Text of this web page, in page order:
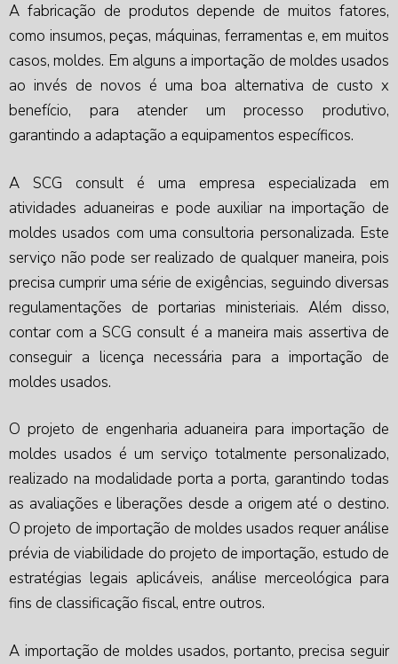
A fabricação de produtos depende de muitos fatores,
como insumos, peças, máquinas, ferramentas e, em muitos
casos, moldes. Em alguns aimportação de moldes usados
ao invés de novos é uma boa alternativa de custo x
benefício, para atender um processo produtivo,
garantindo a adaptação a equipamentos específicos.
A SCG consult é uma empresa especializada em
atividades aduaneiras e pode auxiliar naimportação de
moldes usados com uma consultoria personalizada. Este
serviço não pode ser realizado de qualquer maneira, pois
precisa cumprir uma série de exigências, seguindo diversas
regulamentações de portarias ministeriais. Além disso,
contar com a SCG consult é a maneira mais assertiva de
conseguir a licença necessária para a importação de
moldes usados.
O projeto de engenharia aduaneira paraimportação de
moldes usados é um serviço totalmente personalizado,
realizado na modalidade porta a porta, garantindo todas
as avaliações e liberações desde a origem até o destino.
O projeto deimportação de moldes usados requer análise
prévia de viabilidade do projeto de importação, estudo de
estratégias legais aplicáveis, análise merceológica para
fins de classificação fiscal, entre outros.
A importação de moldes usados, portanto, precisa seguir